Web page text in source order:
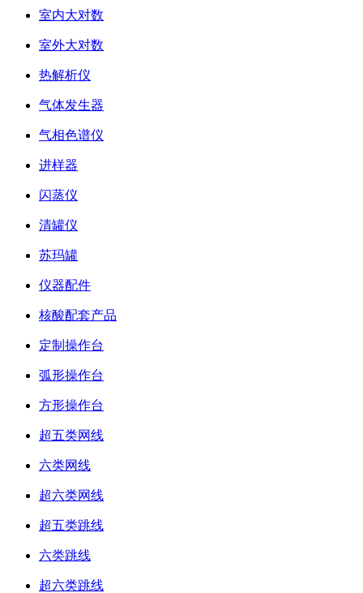
室内大对数
室外大对数
热解析仪
气体发生器
气相色谱仪
进样器
闪蒸仪
清罐仪
苏玛罐
仪器配件
核酸配套产品
定制操作台
弧形操作台
方形操作台
超五类网线
六类网线
超六类网线
超五类跳线
六类跳线
超六类跳线